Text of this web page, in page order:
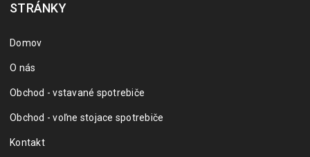
STRÁNKY
Domov
O nás
Obchod - vstavané spotrebiče
Obchod - voľne stojace spotrebiče
Kontakt